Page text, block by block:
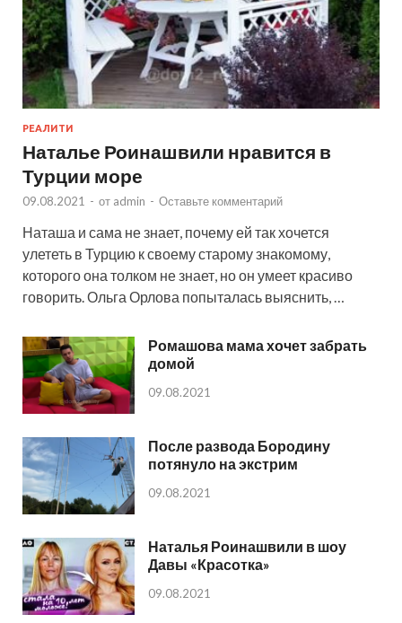
РЕАЛИТИ
Наталье Роинашвили нравится в
Турции море
09.08.2021 - от admin - Оставьте комментарий
Наташа и сама не знает, почему ей так хочется
улететь в Турцию к своему старому знакомому,
которого она толком не знает, но он умеет красиво
говорить. Ольга Орлова попыталась выяснить, …
Ромашова мама хочет забрать
домой
09.08.2021
После развода Бородину
потянуло на экстрим
09.08.2021
Наталья Роинашвили в шоу
Давы «Красотка»
09.08.2021